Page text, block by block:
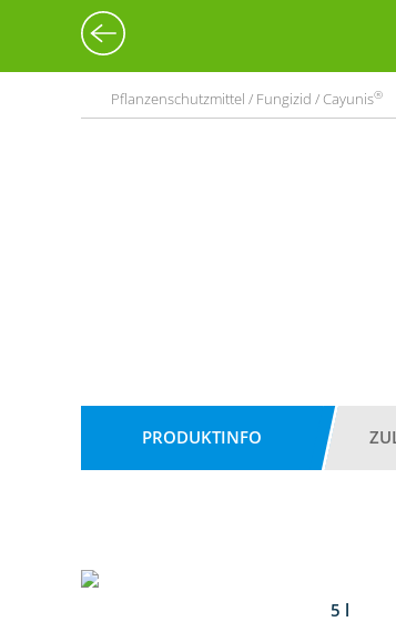
Pflanzenschutzmittel / Fungizid / Cayunis®
PRODUKTINFO
5 l